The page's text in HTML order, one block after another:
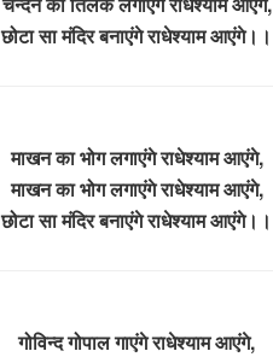
छोटा सा मंदिर बनाएंगे राधेश्याम आएंगे।।
माखन का भोग लगाएंगे राधेश्याम आएंगे,
माखन का भोग लगाएंगे राधेश्याम आएंगे,
छोटा सा मंदिर बनाएंगे राधेश्याम आएंगे।।
गोविन्द गोपाल गाएंगे राधेश्याम आएंगे,